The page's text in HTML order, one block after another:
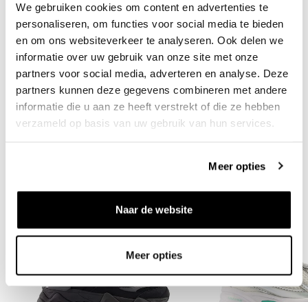
We gebruiken cookies om content en advertenties te
personaliseren, om functies voor social media te bieden
en om ons websiteverkeer te analyseren. Ook delen we
informatie over uw gebruik van onze site met onze
partners voor social media, adverteren en analyse. Deze
partners kunnen deze gegevens combineren met andere
informatie die u aan ze heeft verstrekt of die ze hebben
verzameld op basis van uw gebruik van hun services.
Meer opties
Naar de website
Meer opties
Need help?We're glad to help
Live chat
About this product
Shipment and returns
Related products